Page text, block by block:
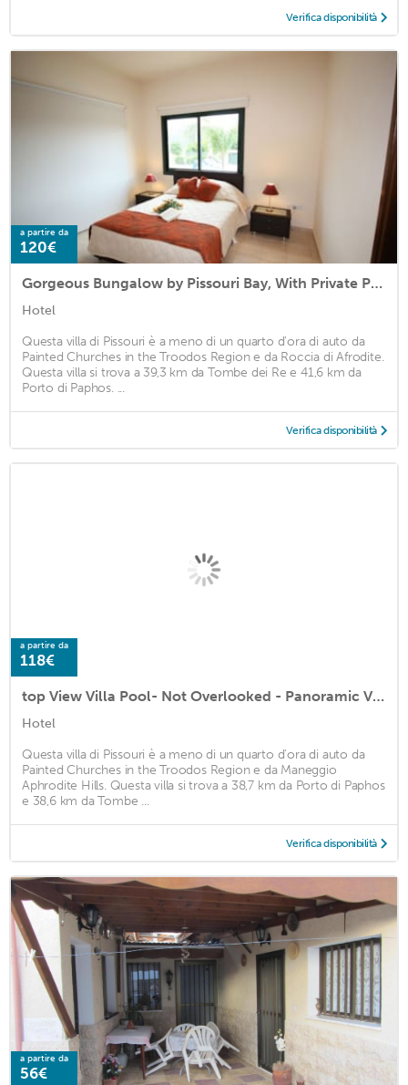
Verifica disponibilità
a partire da
120€
Gorgeous Bungalow by Pissouri Bay, With Private Pool, Landcaped Garden
Hotel
Questa villa di Pissouri è a meno di un quarto d'ora di auto da
Painted Churches in the Troodos Region e da Roccia di Afrodite.
Questa villa si trova a 39,3 km da Tombe dei Re e 41,6 km da
Porto di Paphos. ...
Verifica disponibilità
a partire da
118€
top View Villa Pool- Not Overlooked - Panoramic Views -free Wifi-uk Tv
Hotel
Questa villa di Pissouri è a meno di un quarto d'ora di auto da
Painted Churches in the Troodos Region e da Maneggio
Aphrodite Hills. Questa villa si trova a 38,7 km da Porto di Paphos
e 38,6 km da Tombe ...
Verifica disponibilità
a partire da
56€